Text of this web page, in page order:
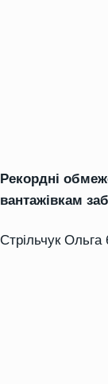
Рекордні
вантажівкам
Стрільчук Ольга